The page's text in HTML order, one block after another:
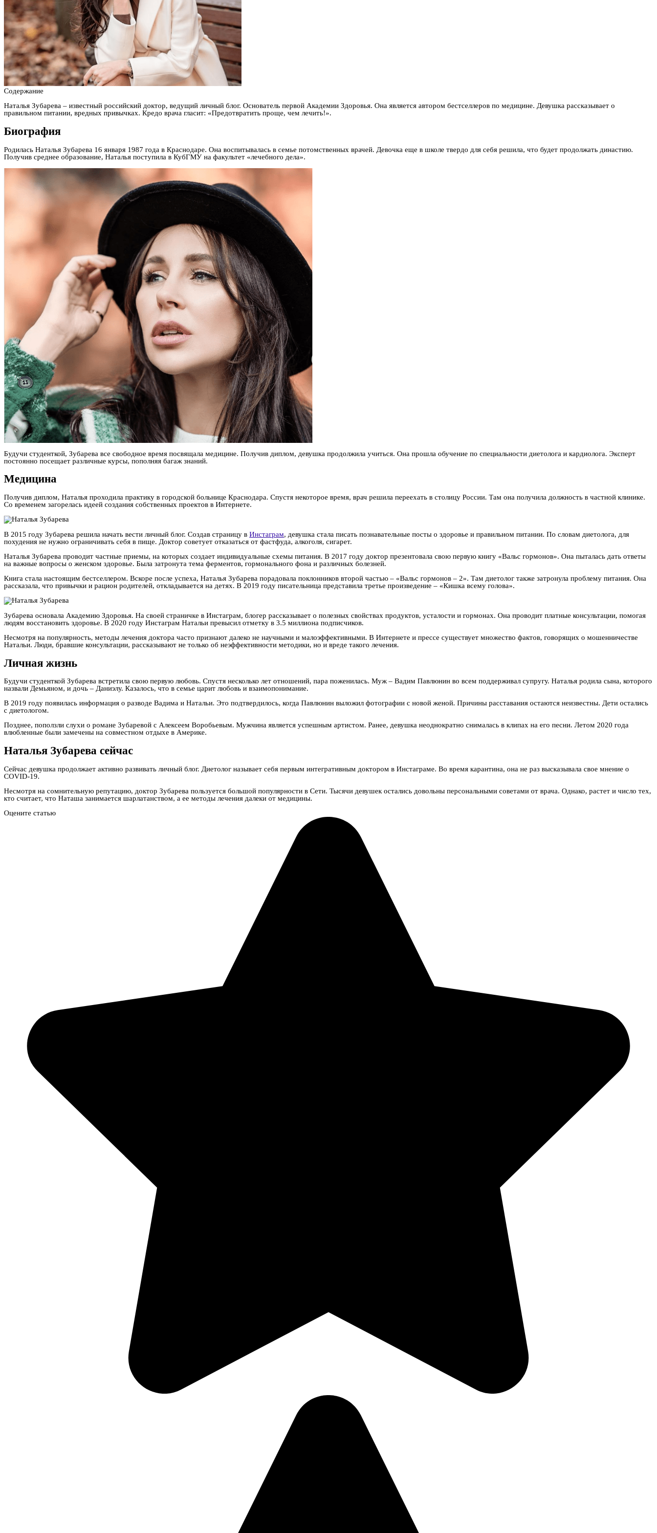
Содержание
Наталья Зубарева – известный российский доктор, ведущий личный блог. Основатель первой Академии Здоровья. Она является автором бестселлеров по медицине. Девушка рассказывает о
правильном питании, вредных привычках. Кредо врача гласит: «Предотвратить проще, чем лечить!».
Биография
Родилась Наталья Зубарева 16 января 1987 года в Краснодаре. Она воспитывалась в семье потомственных врачей. Девочка еще в школе твердо для себя решила, что будет продолжать династию.
Получив среднее образование, Наталья поступила в КубГМУ на факультет «лечебного дела».
Будучи студенткой, Зубарева все свободное время посвящала медицине. Получив диплом, девушка продолжила учиться. Она прошла обучение по специальности диетолога и кардиолога. Эксперт
постоянно посещает различные курсы, пополняя багаж знаний.
Медицина
Получив диплом, Наталья проходила практику в городской больнице Краснодара. Спустя некоторое время, врач решила переехать в столицу России. Там она получила должность в частной клинике.
Со временем загорелась идеей создания собственных проектов в Интернете.
В 2015 году Зубарева решила начать вести личный блог. Создав страницу в Инстаграм, девушка стала писать познавательные посты о здоровье и правильном питании. По словам диетолога, для
похудения не нужно ограничивать себя в пище. Доктор советует отказаться от фастфуда, алкоголя, сигарет.
Наталья Зубарева проводит частные приемы, на которых создает индивидуальные схемы питания. В 2017 году доктор презентовала свою первую книгу «Вальс гормонов». Она пыталась дать ответы
на важные вопросы о женском здоровье. Была затронута тема ферментов, гормонального фона и различных болезней.
Книга стала настоящим бестселлером. Вскоре после успеха, Наталья Зубарева порадовала поклонников второй частью – «Вальс гормонов – 2». Там диетолог также затронула проблему питания. Она
рассказала, что привычки и рацион родителей, откладывается на детях. В 2019 году писательница представила третье произведение – «Кишка всему голова».
Зубарева основала Академию Здоровья. На своей страничке в Инстаграм, блогер рассказывает о полезных свойствах продуктов, усталости и гормонах. Она проводит платные консультации, помогая
людям восстановить здоровье. В 2020 году Инстаграм Натальи превысил отметку в 3.5 миллиона подписчиков.
Несмотря на популярность, методы лечения доктора часто признают далеко не научными и малоэффективными. В Интернете и прессе существует множество фактов, говорящих о мошенничестве
Натальи. Люди, бравшие консультации, рассказывают не только об неэффективности методики, но и вреде такого лечения.
Личная жизнь
Будучи студенткой Зубарева встретила свою первую любовь. Спустя несколько лет отношений, пара поженилась. Муж – Вадим Павлюнин во всем поддерживал супругу. Наталья родила сына, которого
назвали Демьяном, и дочь – Даниэлу. Казалось, что в семье царит любовь и взаимопонимание.
В 2019 году появилась информация о разводе Вадима и Натальи. Это подтвердилось, когда Павлюнин выложил фотографии с новой женой. Причины расставания остаются неизвестны. Дети остались
с диетологом.
Позднее, поползли слухи о романе Зубаревой с Алексеем Воробьевым. Мужчина является успешным артистом. Ранее, девушка неоднократно снималась в клипах на его песни. Летом 2020 года
влюбленные были замечены на совместном отдыхе в Америке.
Наталья Зубарева сейчас
Сейчас девушка продолжает активно развивать личный блог. Диетолог называет себя первым интегративным доктором в Инстаграме. Во время карантина, она не раз высказывала свое мнение о
COVID-19.
Несмотря на сомнительную репутацию, доктор Зубарева пользуется большой популярности в Сети. Тысячи девушек остались довольны персональными советами от врача. Однако, растет и число тех,
кто считает, что Наташа занимается шарлатанством, а ее методы лечения далеки от медицины.
Оцените статью